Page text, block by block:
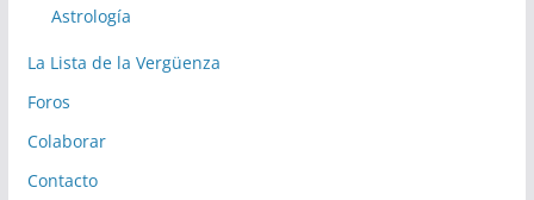
Astrología
La Lista de la Vergüenza
Foros
Colaborar
Contacto